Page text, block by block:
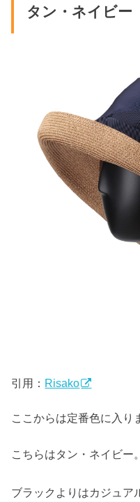
タン・ネイビー
引用： Risako
ここからは定番色に入り
こちらはタン・ネイビー。
ブラックよりはカジュア